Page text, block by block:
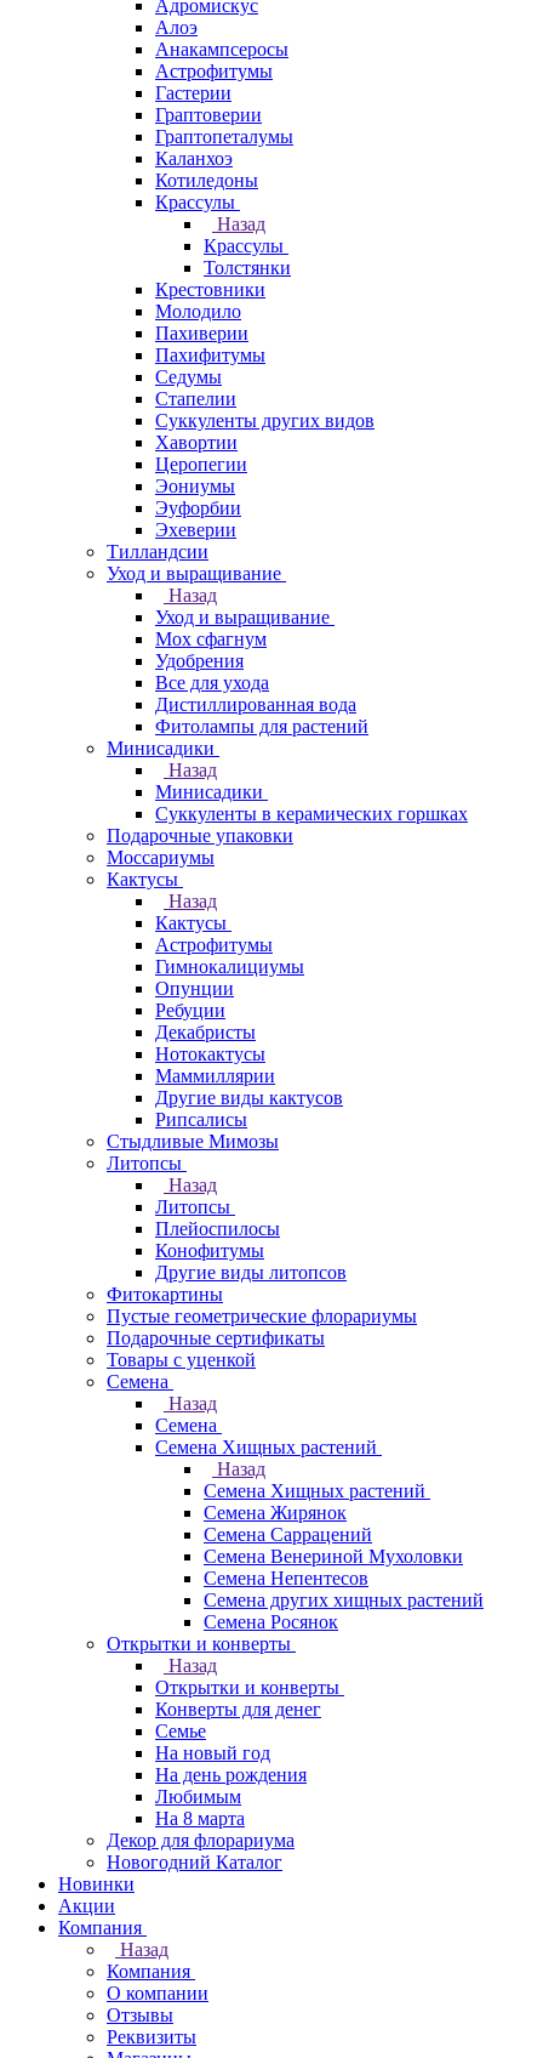
Адромискус
Алоэ
Анакампсеросы
Астрофитумы
Гастерии
Граптоверии
Граптопеталумы
Каланхоэ
Котиледоны
Крассулы
Назад
Крассулы
Толстянки
Крестовники
Молодило
Пахиверии
Пахифитумы
Седумы
Стапелии
Суккуленты других видов
Хавортии
Церопегии
Эониумы
Эуфорбии
Эхеверии
Тилландсии
Уход и выращивание
Назад
Уход и выращивание
Мох сфагнум
Удобрения
Все для ухода
Дистиллированная вода
Фитолампы для растений
Минисадики
Назад
Минисадики
Суккуленты в керамических горшках
Подарочные упаковки
Моссариумы
Кактусы
Назад
Кактусы
Астрофитумы
Гимнокалициумы
Опунции
Ребуции
Декабристы
Нотокактусы
Маммиллярии
Другие виды кактусов
Рипсалисы
Стыдливые Мимозы
Литопсы
Назад
Литопсы
Плейоспилосы
Конофитумы
Другие виды литопсов
Фитокартины
Пустые геометрические флорариумы
Подарочные сертификаты
Товары с уценкой
Семена
Назад
Семена
Семена Хищных растений
Назад
Семена Хищных растений
Семена Жирянок
Семена Саррацений
Семена Венериной Мухоловки
Семена Непентесов
Семена других хищных растений
Семена Росянок
Открытки и конверты
Назад
Открытки и конверты
Конверты для денег
Семье
На новый год
На день рождения
Любимым
На 8 марта
Декор для флорариума
Новогодний Каталог
Новинки
Акции
Компания
Назад
Компания
О компании
Отзывы
Реквизиты